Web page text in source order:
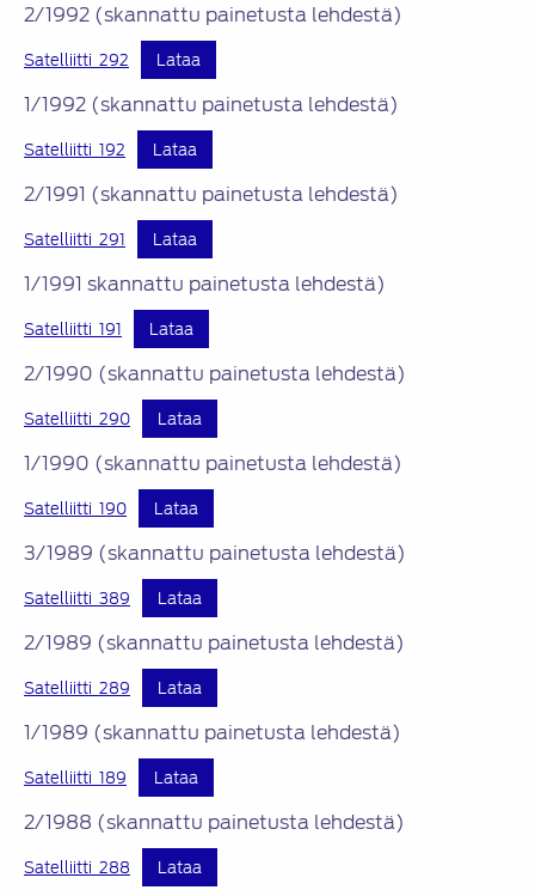
2/1992 (skannattu painetusta lehdestä)
Satelliitti_292 Lataa
1/1992 (skannattu painetusta lehdestä)
Satelliitti_192 Lataa
2/1991 (skannattu painetusta lehdestä)
Satelliitti_291 Lataa
1/1991 skannattu painetusta lehdestä)
Satelliitti_191 Lataa
2/1990 (skannattu painetusta lehdestä)
Satelliitti_290 Lataa
1/1990 (skannattu painetusta lehdestä)
Satelliitti_190 Lataa
3/1989 (skannattu painetusta lehdestä)
Satelliitti_389 Lataa
2/1989 (skannattu painetusta lehdestä)
Satelliitti_289 Lataa
1/1989 (skannattu painetusta lehdestä)
Satelliitti_189 Lataa
2/1988 (skannattu painetusta lehdestä)
Satelliitti_288 Lataa